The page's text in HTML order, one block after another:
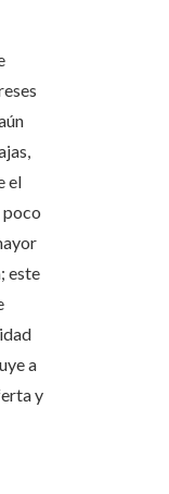
el
este
a
y